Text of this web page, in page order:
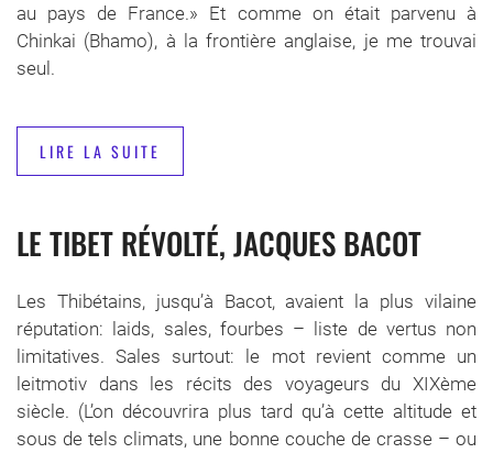
au pays de France.» Et comme on était parvenu à
Chinkai (Bhamo), à la frontière anglaise, je me trouvai
seul.
LIRE LA SUITE
LE TIBET RÉVOLTÉ, JACQUES BACOT
Les Thibétains, jusqu’à Bacot, avaient la plus vilaine
réputation: laids, sales, fourbes – liste de vertus non
limitatives. Sales surtout: le mot revient comme un
leitmotiv dans les récits des voyageurs du XIXème
siècle. (L’on découvrira plus tard qu’à cette altitude et
sous de tels climats, une bonne couche de crasse – ou